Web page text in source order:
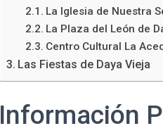
La Iglesia de Nuestra
La Plaza del León de
Centro Cultural La
Las Fiestas de Daya Vieja
Información